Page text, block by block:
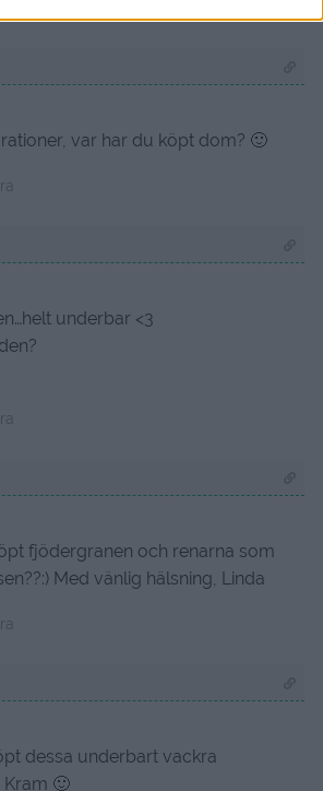
var har du köpt dom? 🙂
underbar <3
fjödergranen och renarna som
Med vänlig hälsning, Linda
dessa underbart vackra
🙂